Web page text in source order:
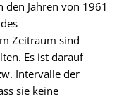
Jahren von 1961
Zeitraum sind
Es ist darauf
Intervalle der
sie keine